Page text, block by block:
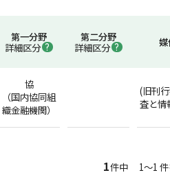
第一分野
詳細区分
第二分野
詳細区分
協
（国内協同組
織金融機関）
(旧刊
査と情
1件中 1～1 件